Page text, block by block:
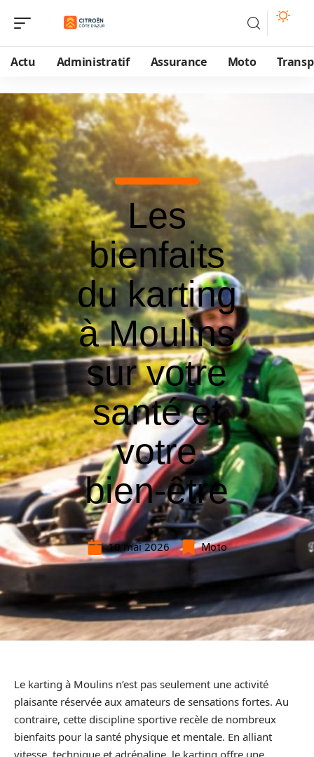
Actu Administratif Assurance Moto
Les
bienfaits
du karting
à Moulins
sur votre
santé et
votre
bien-être
10 mai 2026 Moto
Le karting à Moulins n’est pas seulement une activité
plaisante réservée aux amateurs de sensations fortes. Au
contraire, cette discipline sportive recèle de nombreux
bienfaits pour la santé physique et mentale. En alliant
vitesse, technique et adrénaline, le karting offre une